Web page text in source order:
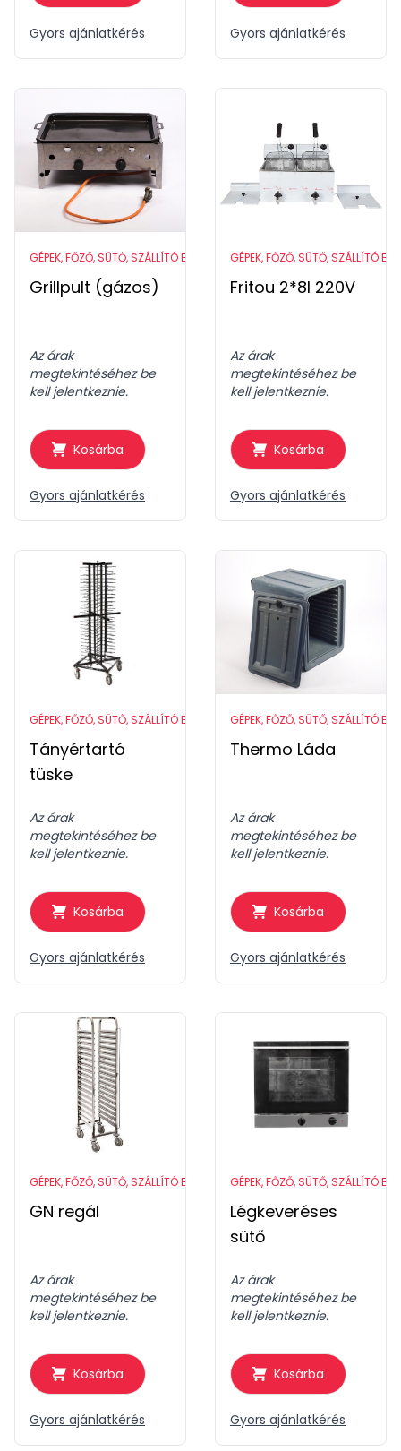
Gyors ajánlatkérés Gyors ajánlatkérés
GÉPEK, FŐZŐ, SÜTŐ, SZÁLLÍTÓ ESZKÖZÖK
Grillpult (gázos)
Az árak
megtekintéséhez be
kell jelentkeznie.
Kosárba
Gyors ajánlatkérés
GÉPEK, FŐZŐ, SÜTŐ, SZÁLLÍTÓ
Fritou 2*8l 220V
Az árak
megtekintéséhez be
kell jelentkeznie.
Kosárba
Gyors ajánlatkérés
GÉPEK, FŐZŐ, SÜTŐ, SZÁLLÍTÓ ESZKÖZÖK
Tányértartó
tüske
Az árak
megtekintéséhez be
kell jelentkeznie.
Kosárba
Gyors ajánlatkérés
GÉPEK, FŐZŐ, SÜTŐ, SZÁLLÍTÓ
Thermo Láda
Az árak
megtekintéséhez be
kell jelentkeznie.
Kosárba
Gyors ajánlatkérés
GÉPEK, FŐZŐ, SÜTŐ, SZÁLLÍTÓ ESZKÖZÖK
GN regál
Az árak
megtekintéséhez be
kell jelentkeznie.
Kosárba
Gyors ajánlatkérés
GÉPEK, FŐZŐ, SÜTŐ, SZÁLLÍTÓ
Légkeveréses
sütő
Az árak
megtekintéséhez be
kell jelentkeznie.
Kosárba
Gyors ajánlatkérés